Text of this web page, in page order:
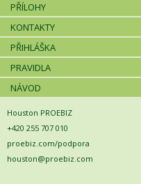
PŘÍLOHY
KONTAKTY
PŘIHLÁŠKA
PRAVIDLA
NÁVOD
Houston PROEBIZ
+420 255 707 010
proebiz.com/podpora
houston@proebiz.com